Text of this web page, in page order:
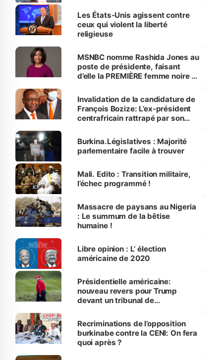
Les États-Unis agissent contre
ceux qui violent la liberté
religieuse
MSNBC nomme Rashida Jones au
poste de présidente, faisant
d’elle la PREMIÈRE femme noire à
d’information par câble
Invalidation de la candidature de
François Bozize: L’ex-président
centrafricain rattrapé par son
Burkina.Législatives : Majorité
parlementaire facile à trouver
Mali. Edito : Transition militaire,
l’échec programmé !
Massacre de paysans au Nigeria
: Le summum de la bêtise
humaine !
Libre opinion : L’ élection
américaine de 2020
Présidentielle américaine:
nouveau revers pour Trump
devant un tribunal de
Recriminations de l’opposition
burkinabe contre la CENI: On fera
quoi après ?